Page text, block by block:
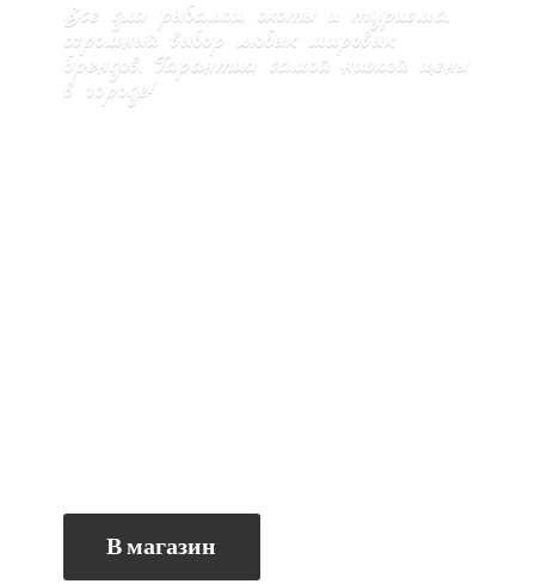
Все для рыбалки, охоты и туризма,
огромный выбор любых мировых
брендов. Гарантия самой низкой цены
в городе!
В магазин